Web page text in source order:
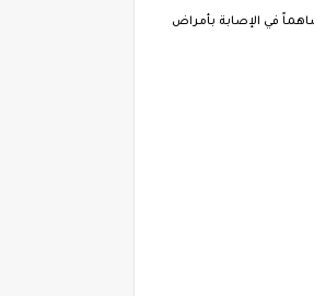
في الإصابة بأمراض